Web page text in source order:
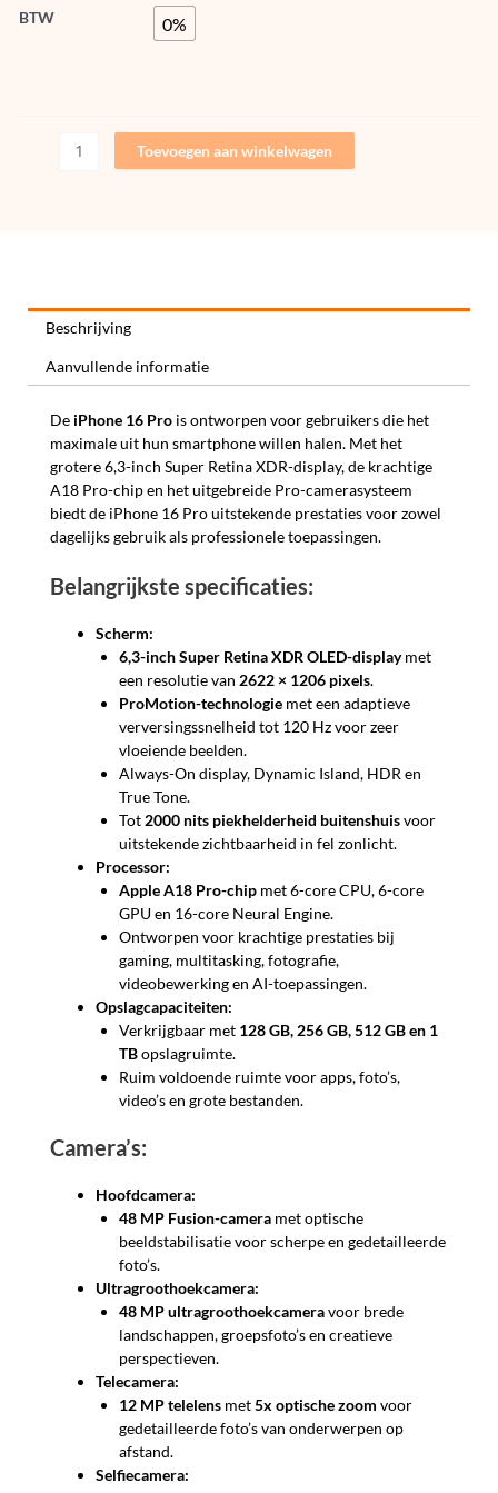
BTW 0%
Toevoegen aan winkelwagen
Beschrijving
Aanvullende informatie
De iPhone 16 Pro is ontworpen voor gebruikers die het
maximale uit hun smartphone willen halen. Met het
grotere 6,3-inch Super Retina XDR-display, de krachtige
A18 Pro-chip en het uitgebreide Pro-camerasysteem
biedt de iPhone 16 Pro uitstekende prestaties voor zowel
dagelijks gebruik als professionele toepassingen.
Belangrijkste specificaties:
Scherm:
6,3-inch Super Retina XDR OLED-displaymet
een resolutie van 2622 × 1206 pixels.
ProMotion-technologiemet een adaptieve
verversingssnelheid tot 120 Hz voor zeer
vloeiende beelden.
Always-On display, Dynamic Island, HDR en
True Tone.
Tot 2000 nits piekhelderheid buitenshuisvoor
uitstekende zichtbaarheid in fel zonlicht.
Processor:
Apple A18 Pro-chipmet 6-core CPU, 6-core
GPU en 16-core Neural Engine.
Ontworpen voor krachtige prestaties bij
gaming, multitasking, fotografie,
videobewerking en AI-toepassingen.
Opslagcapaciteiten:
Verkrijgbaar met 128 GB, 256 GB, 512 GB en 1
TBopslagruimte.
Ruim voldoende ruimte voor apps, foto’s,
video’s en grote bestanden.
Camera’s:
Hoofdcamera:
48 MP Fusion-cameramet optische
beeldstabilisatie voor scherpe en gedetailleerde
foto’s.
Ultragroothoekcamera:
48 MP ultragroothoekcameravoor brede
landschappen, groepsfoto’s en creatieve
perspectieven.
Telecamera:
12 MP telelensmet5x optische zoom voor
gedetailleerde foto’s van onderwerpen op
afstand.
Selfiecamera: